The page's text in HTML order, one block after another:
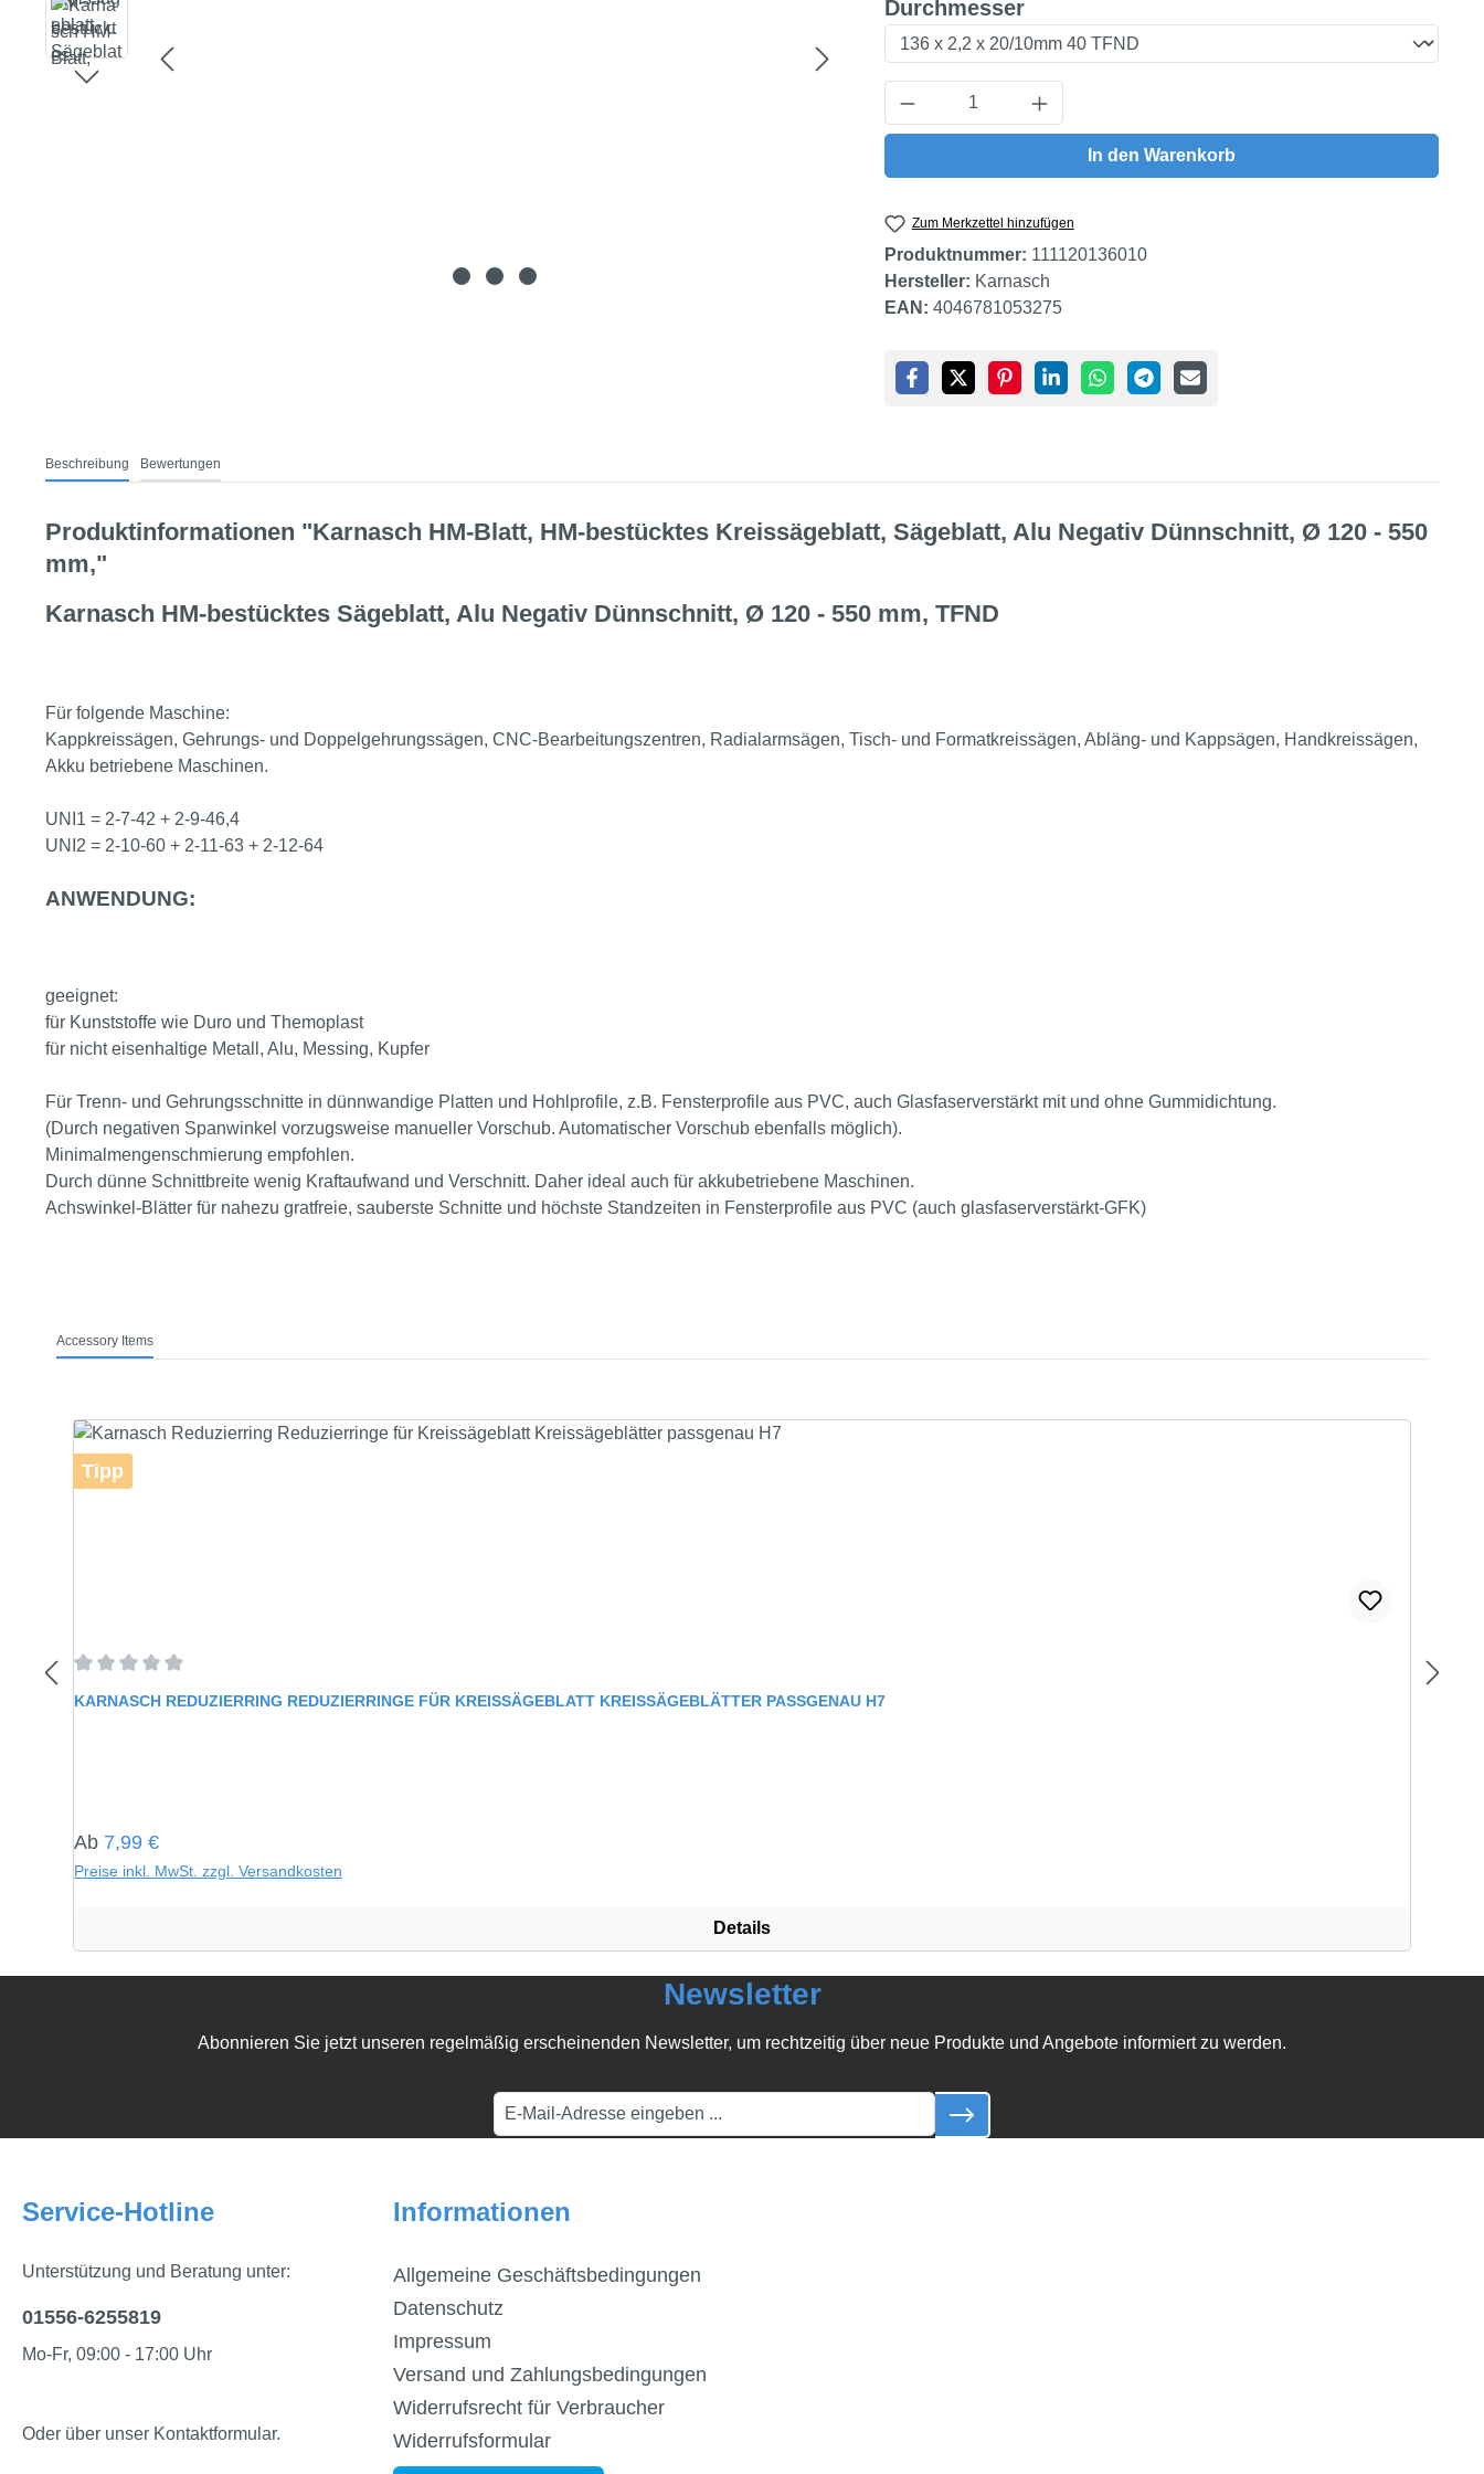
Durchmesserauswählen
Produkt Anzahl: Gib den gewünschten Wert ein
In den Warenkorb
Zum Merkzettel hinzufügen
Produktnummer: 111120136010
Hersteller: Karnasch
EAN: 4046781053275
Beschreibung Bewertungen
Produktinformationen "Karnasch HM-Blatt, HM-bestücktes Kreissägeblatt, Sägeblatt, Alu Negativ Dünnschnitt, Ø 120 - 550
mm,"
Karnasch HM-bestücktes Sägeblatt, Alu Negativ Dünnschnitt, Ø 120 - 550 mm, TFND
Für folgende Maschine:
Kappkreissägen, Gehrungs- und Doppelgehrungssägen, CNC-Bearbeitungszentren, Radialarmsägen, Tisch- und Formatkreissägen, Abläng- und Kappsägen, Handkreissägen,
Akku betriebene Maschinen.
UNI1 = 2-7-42 + 2-9-46,4
UNI2 = 2-10-60 + 2-11-63 + 2-12-64
ANWENDUNG:
geeignet:
für Kunststoffe wie Duro und Themoplast
für nicht eisenhaltige Metall, Alu, Messing, Kupfer
Für Trenn- und Gehrungsschnitte in dünnwandige Platten und Hohlprofile, z.B. Fensterprofile aus PVC, auch Glasfaserverstärkt mit und ohne Gummidichtung.
(Durch negativen Spanwinkel vorzugsweise manueller Vorschub. Automatischer Vorschub ebenfalls möglich).
Minimalmengenschmierung empfohlen.
Durch dünne Schnittbreite wenig Kraftaufwand und Verschnitt. Daher ideal auch für akkubetriebene Maschinen.
Achswinkel-Blätter für nahezu gratfreie, sauberste Schnitte und höchste Standzeiten in Fensterprofile aus PVC (auch glasfaserverstärkt-GFK)
Accessory Items
Tipp
Durchschnittliche Bewertung von 0 von 5 Sternen
KARNASCH REDUZIERRING REDUZIERRINGE FÜR KREISSÄGEBLATT KREISSÄGEBLÄTTER PASSGENAU H7
Regulärer Preis:
Ab 7,99 €
Preise inkl. MwSt. zzgl. Versandkosten
Details
Newsletter
Abonnieren Sie jetzt unseren regelmäßig erscheinenden Newsletter, um rechtzeitig über neue Produkte und Angebote informiert zu werden.
Service-Hotline
Unterstützung und Beratung unter:
01556-6255819
Mo-Fr, 09:00 - 17:00 Uhr
Oder über unser Kontaktformular.
Informationen
Allgemeine Geschäftsbedingungen
Datenschutz
Impressum
Versand und Zahlungsbedingungen
Widerrufsrecht für Verbraucher
Widerrufsformular